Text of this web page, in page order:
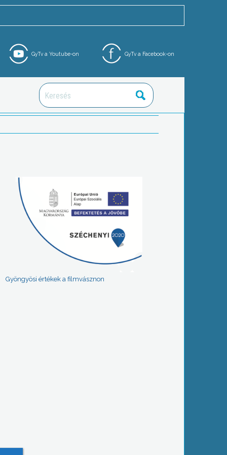
GyTv a Facebook-on
GyTv a Youtube-on
Gyöngyösi értékek a filmvásznon